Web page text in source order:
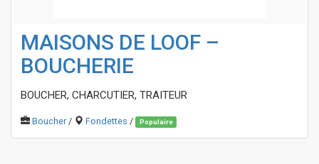
MAISONS DE LOOF –
BOUCHERIE
BOUCHER, CHARCUTIER, TRAITEUR
Boucher / Fondettes / Populaire